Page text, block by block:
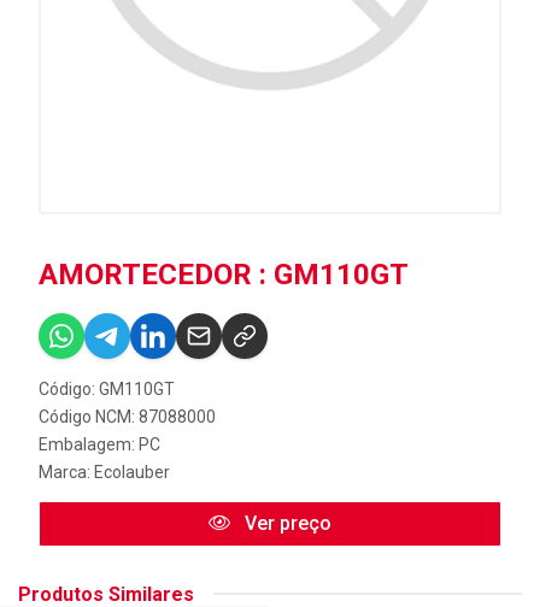
AMORTECEDOR : GM110GT
Código: GM110GT
Código NCM: 87088000
Embalagem: PC
Marca: Ecolauber
Ver preço
Produtos Similares